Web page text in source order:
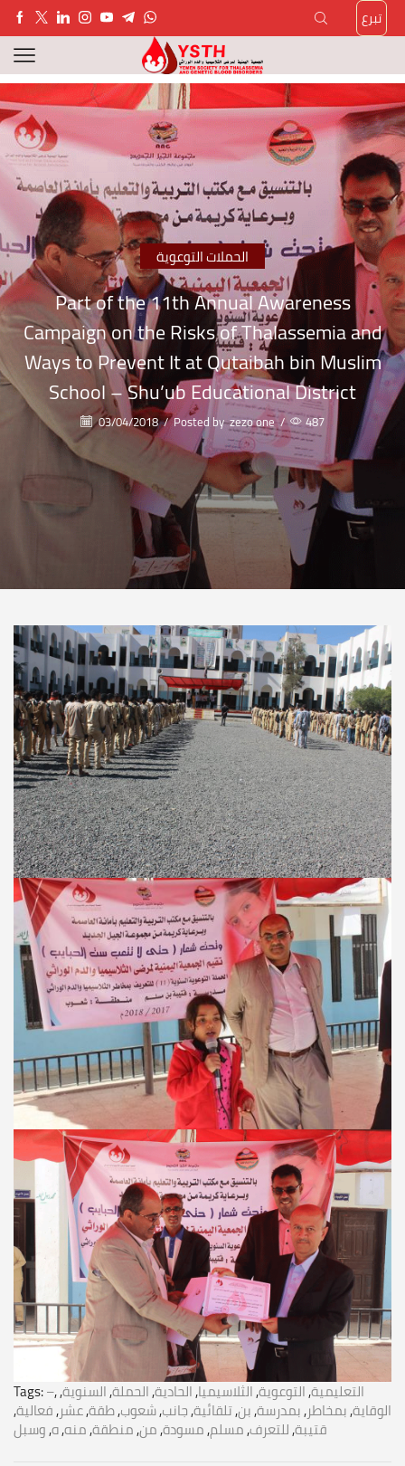
تبرع
الحملات التوعوية
Part of the 11th Annual Awareness
Campaign on the Risks of Thalassemia and
Ways to Prevent It at Qutaibah bin Muslim
School – Shu’ub Educational District
03/04/2018 / Posted by zezo one / 487
Tags:–, التعليمية,التوعوية,الثلاسيميا,الحادية,الحملة,السنوية,
الوقاية,بمخاطر,بمدرسة,بن,تلقائية,جانب,شعوب,طقة,عشر,فعالية,
قتيبة,للتعرف,مسلم,مسودة,من,منطقة,منه,ه,وسبل